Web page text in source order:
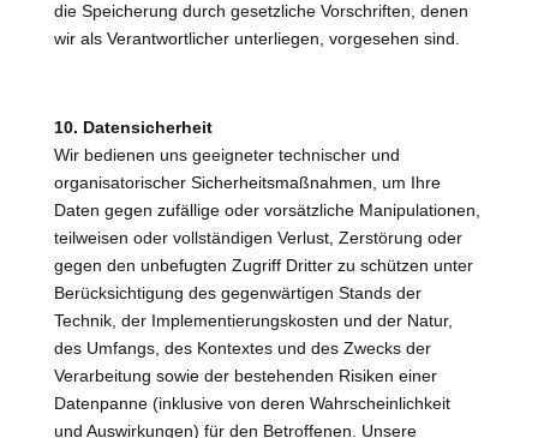
die Speicherung durch gesetzliche Vorschriften, denen
wir als Verantwortlicher unterliegen, vorgesehen sind.
10. Datensicherheit
Wir bedienen uns geeigneter technischer und
organisatorischer Sicherheitsmaßnahmen, um Ihre
Daten gegen zufällige oder vorsätzliche Manipulationen,
teilweisen oder vollständigen Verlust, Zerstörung oder
gegen den unbefugten Zugriff Dritter zu schützen unter
Berücksichtigung des gegenwärtigen Stands der
Technik, der Implementierungskosten und der Natur,
des Umfangs, des Kontextes und des Zwecks der
Verarbeitung sowie der bestehenden Risiken einer
Datenpanne (inklusive von deren Wahrscheinlichkeit
und Auswirkungen) für den Betroffenen. Unsere